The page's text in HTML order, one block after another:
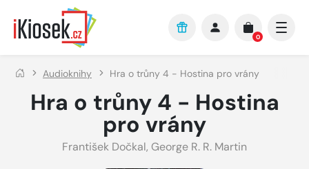
Přejít na hlavní obsah
0
Audioknihy Hra o trůny 4 - Hostina pro vrány
Hra o trůny 4 - Hostina
pro vrány
František Dočkal, George R. R. Martin